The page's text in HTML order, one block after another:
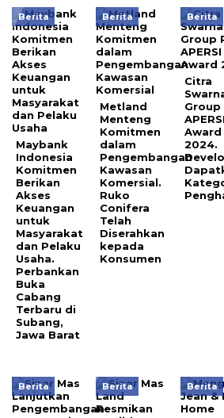
Berita
Maybank
Indonesia
Komitmen
Berikan
Akses
Keuangan
untuk
Masyarakat
dan Pelaku
Usaha.
Perbankan
Buka
Cabang
Terbaru di
Subang,
Jawa Barat
Berita
Metland
Menteng
Komitmen
dalam
Pengembangan
Kawasan
Komersial.
Ruko
Conifera
Telah
Diserahkan
kepada
Konsumen
Berita
Citra
Group
APERSI
Award
2024.
Berita Berita Berita